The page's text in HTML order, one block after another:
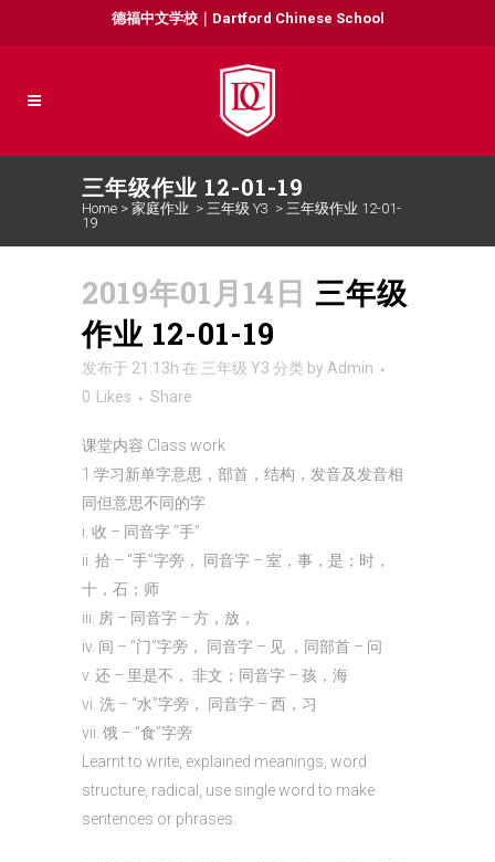
德福中文学校｜Dartford Chinese School
三年级作业 12-01-19
Home > 家庭作业 > 三年级 Y3 > 三年级作业 12-01-
19
2019年01月14日 三年级
作业 12-01-19
发布于 21:13h 在 三年级 Y3 分类 by Admin
0
Likes Share
课堂内容 Class work
1.学习新单字意思，部首，结构，发音及发音相
同但意思不同的字
i. 收 – 同音字 “手”
ii. 拾 – “手”字旁， 同音字 – 室，事，是；时，
十，石；师
iii. 房 – 同音字 – 方，放，
iv. 间 – “门”字旁， 同音字 – 见 ，同部首 – 问
v. 还 – 里是不， 非文；同音字 – 孩，海
vi. 洗 – “水”字旁， 同音字 – 西，习
vii. 饿 – “食”字旁
Learnt to write, explained meanings, word
structure, radical, use single word to make
sentences or phrases.